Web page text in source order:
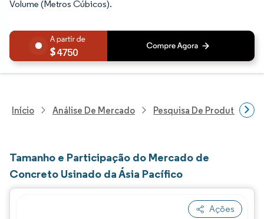
Volume (Metros Cúbicos).
4750
Início Análise De Mercado Pesquisa De Produtos
Tamanho e Participação do Mercado de
Concreto Usinado da Ásia Pacífico
Ações